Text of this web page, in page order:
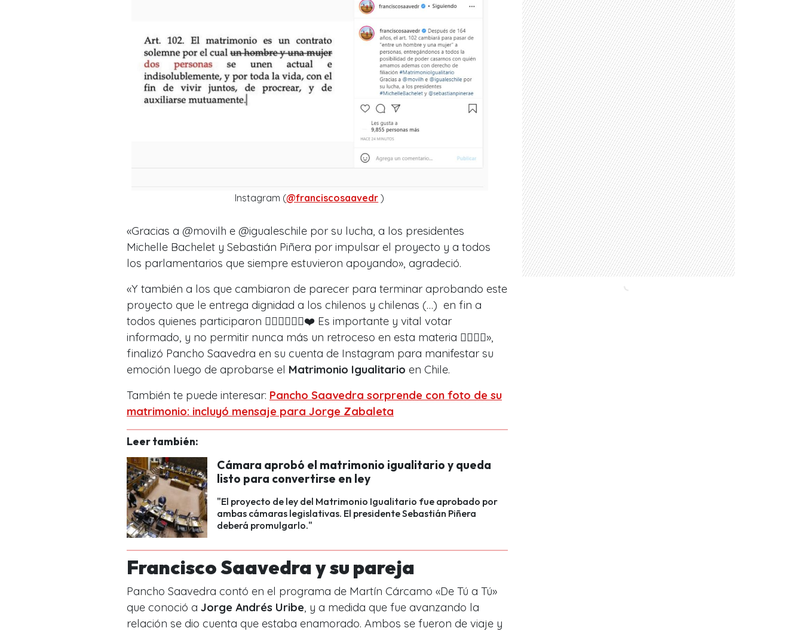
Instagram (@franciscosaavedr )
«Gracias a @movilh e @igualeschile por su lucha, a los presidentes
Michelle Bachelet y Sebastián Piñera por impulsar el proyecto y a todos
los parlamentarios que siempre estuvieron apoyando», agradeció.
«Y también a los que cambiaron de parecer para terminar aprobando este
proyecto que le entrega dignidad a los chilenos y chilenas (…) en fin a
todos quienes participaron 🏳️‍🌈🇨🇱🙌🏻❤️ Es importante y vital votar
informado, y no permitir nunca más un retroceso en esta materia 🏳️‍🌈🇨🇱»,
finalizó Pancho Saavedra en su cuenta de Instagram para manifestar su
emoción luego de aprobarse el Matrimonio Igualitario en Chile.
También te puede interesar: Pancho Saavedra sorprende con foto de su
matrimonio: incluyó mensaje para Jorge Zabaleta
Leer también:
Cámara aprobó el matrimonio igualitario y queda
listo para convertirse en ley
"El proyecto de ley del Matrimonio Igualitario fue aprobado por
ambas cámaras legislativas. El presidente Sebastián Piñera
deberá promulgarlo."
Francisco Saavedra y su pareja
Pancho Saavedra contó en el programa de Martín Cárcamo «De Tú a Tú»
que conoció a Jorge Andrés Uribe , y a medida que fue avanzando la
relación se dio cuenta que estaba enamorado. Ambos se fueron de viaje y